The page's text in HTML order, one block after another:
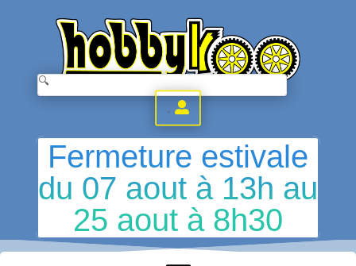
.
Fermeture estivale
du 07 aout à 13h au
25 aout à 8h30